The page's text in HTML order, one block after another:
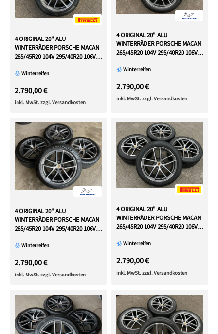
4 ORIGINAL 20" ALU
WINTERRÄDER PORSCHE MACAN
265/45R20 104V 295/40R20 106V
Winterreifen
2.790,00 €
inkl. MwSt. zzgl. Versandkosten
4 ORIGINAL 20" ALU
WINTERRÄDER PORSCHE MACAN
265/45R20 104V 295/40R20 106V
Winterreifen
2.790,00 €
inkl. MwSt. zzgl. Versandkosten
4 ORIGINAL 20" ALU
WINTERRÄDER PORSCHE MACAN
265/45R20 104V 295/40R20 106V
Winterreifen
2.790,00 €
inkl. MwSt. zzgl. Versandkosten
4 ORIGINAL 20" ALU
WINTERRÄDER PORSCHE MACAN
265/45R20 104V 295/40R20 106V
Winterreifen
2.790,00 €
inkl. MwSt. zzgl. Versandkosten